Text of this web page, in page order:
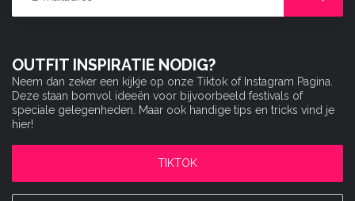
OUTFIT INSPIRATIE NODIG?
Neem dan zeker een kijkje op onze Tiktok of Instagram Pagina.
Deze staan bomvol ideeën voor bijvoorbeeld festivals of
speciale gelegenheden. Maar ook handige tips en tricks vind je
hier!
TIKTOK